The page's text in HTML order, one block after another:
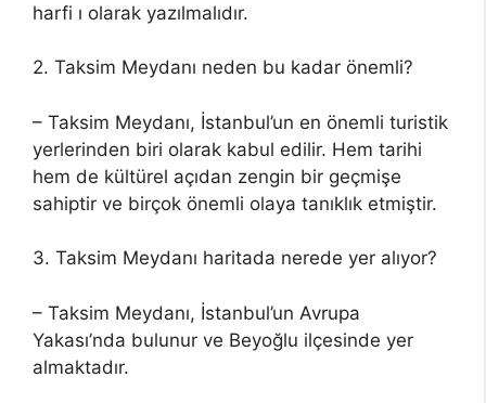
harfi ı olarak yazılmalıdır.
2. Taksim Meydanı neden bu kadar önemli?
– Taksim Meydanı, İstanbul’un en önemli turistik
yerlerinden biri olarak kabul edilir. Hem tarihi
hem de kültürel açıdan zengin bir geçmişe
sahiptir ve birçok önemli olaya tanıklık etmiştir.
3. Taksim Meydanı haritada nerede yer alıyor?
– Taksim Meydanı, İstanbul’un Avrupa
Yakası’nda bulunur ve Beyoğlu ilçesinde yer
almaktadır.